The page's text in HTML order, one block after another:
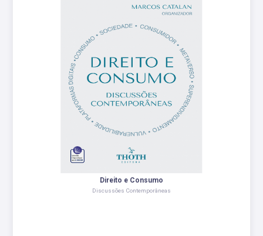
Direito e Consumo
Discussões Contemporâneas